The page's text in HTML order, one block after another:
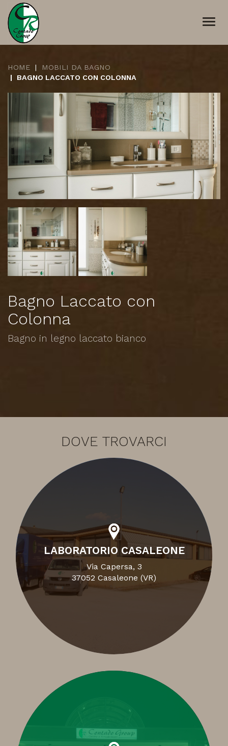
HOME
MOBILI DA BAGNO
BAGNO LACCATO CON COLONNA
Bagno Laccato con
Colonna
Bagno in legno laccato bianco
DOVE TROVARCI
LABORATORIO CASALEONE
Via Capersa, 3
37052 Casaleone (VR)